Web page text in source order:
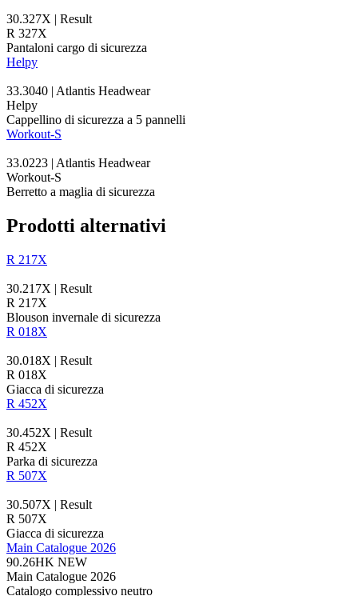
30.327X | Result
R 327X
Pantaloni cargo di sicurezza
Helpy
33.3040 | Atlantis Headwear
Helpy
Cappellino di sicurezza a 5 pannelli
Workout-S
33.0223 | Atlantis Headwear
Workout-S
Berretto a maglia di sicurezza
Prodotti alternativi
R 217X
30.217X | Result
R 217X
Blouson invernale di sicurezza
R 018X
30.018X | Result
R 018X
Giacca di sicurezza
R 452X
30.452X | Result
R 452X
Parka di sicurezza
R 507X
30.507X | Result
R 507X
Giacca di sicurezza
Main Catalogue 2026
90.26HK NEW
Main Catalogue 2026
Catalogo complessivo neutro